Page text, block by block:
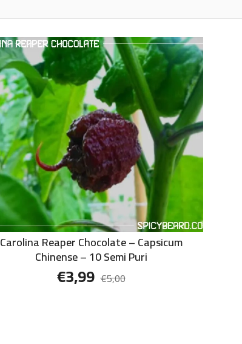
Carolina Reaper Chocolate – Capsicum
Chinense – 10 Semi Puri
€5,00
€3,99